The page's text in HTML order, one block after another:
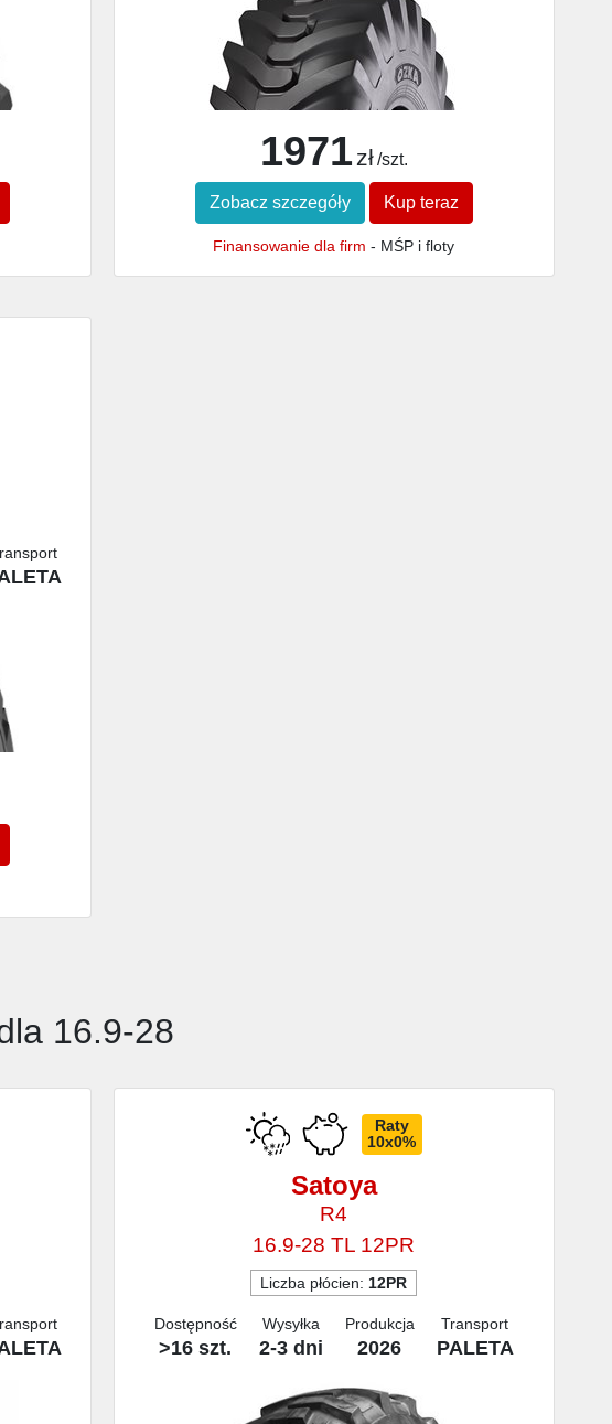
1971 zł/szt.
Zobacz szczegóły Kup teraz
Finansowanie dla firm - MŚP i floty
16.9-28
Raty
10x0%
Satoya
R4
16.9-28 TL 12PR
Liczba płócien:12PR
Dostępność
>16 szt.
Wysyłka
2-3 dni
Produkcja
2026
Transport
PALETA